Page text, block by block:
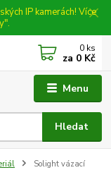
IP kamerách! Více
Menu
Hledat
0 ks
za 0 Kč
Solight vázací